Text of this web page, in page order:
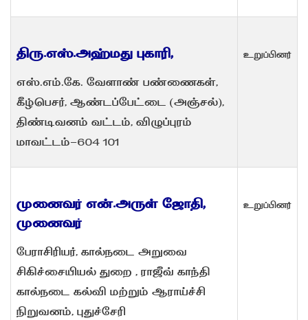
திரு.எஸ்.அஹ்மது புகாரி,
எஸ்.எம்.கே. வேளாண் பண்ணைகள்,
கீழ்பெசர், ஆண்டப்பேட்டை (அஞ்சல்),
திண்டிவனம் வட்டம், விழுப்புரம்
மாவட்டம்-604 101
உறுப்பினர்
முனைவர் என்.அருள் ஜோதி,
முனைவர்
பேராசிரியர், கால்நடை அறுவை
சிகிச்சையியல் துறை , ராஜீவ் காந்தி
கால்நடை கல்வி மற்றும் ஆராய்ச்சி
நிறுவனம், புதுச்சேரி
உறுப்பினர்